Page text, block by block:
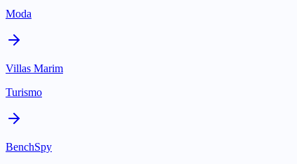
Moda
Villas Marim
Turismo
BenchSpy